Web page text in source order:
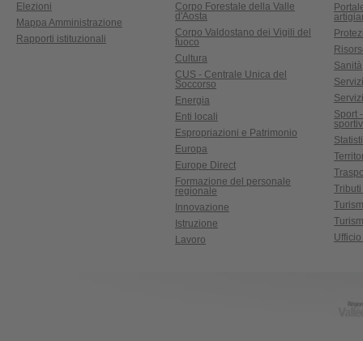
Elezioni
Mappa Amministrazione
Rapporti istituzionali
Corpo Forestale della Valle
d'Aosta
Corpo Valdostano dei Vigili del
fuoco
Cultura
CUS - Centrale Unica del
Soccorso
Energia
Enti locali
Espropriazioni e Patrimonio
Europa
Europe Direct
Formazione del personale
regionale
Innovazione
Istruzione
Lavoro
Sanità
Sport